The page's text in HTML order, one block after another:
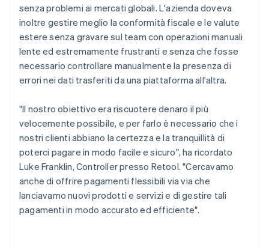
senza problemi ai mercati globali. L'azienda doveva
inoltre gestire meglio la conformità fiscale e le valute
estere senza gravare sul team con operazioni manuali
lente ed estremamente frustranti e senza che fosse
necessario controllare manualmente la presenza di
errori nei dati trasferiti da una piattaforma all'altra.
"Il nostro obiettivo era riscuotere denaro il più
velocemente possibile, e per farlo è necessario che i
nostri clienti abbiano la certezza e la tranquillità di
poterci pagare in modo facile e sicuro", ha ricordato
Luke Franklin, Controller presso Retool. "Cercavamo
anche di offrire pagamenti flessibili via via che
lanciavamo nuovi prodotti e servizi e di gestire tali
pagamenti in modo accurato ed efficiente".